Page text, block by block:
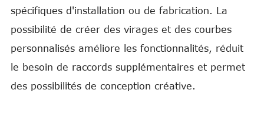
spécifiques d'installation ou de fabrication. La
possibilité de créer des virages et des courbes
personnalisés améliore les fonctionnalités, réduit
le besoin de raccords supplémentaires et permet
des possibilités de conception créative.